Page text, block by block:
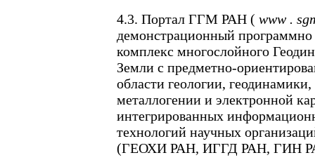
4.3. Портал ГГМ РАН ( www .
демонстрационный программно
комплекс многослойного
Земли с предметно-
области геологии,
металлогении и электронной
интегрированных
технологий научных
(ГЕОХИ РАН, ИГГД РАН, ГИН